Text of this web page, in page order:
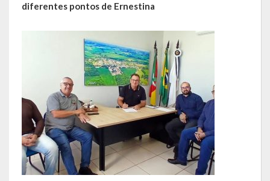
RGF – Relatório de Gestão Fiscal
RREO – Relatório Resumido da Execução Orçamentária
LOA – Lei Orçamentária Anual
RC – Relatório Circunstanciado
PPA – Plano Plurianual
diferentes pontos de Ernestina